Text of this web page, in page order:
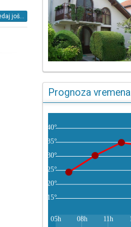
još...
Prognoza vremena